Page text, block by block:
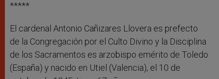
*****
El cardenal Antonio Cañizares Llovera es prefecto
de la Congregación por el Culto Divino y la Disciplina
de los Sacramentos es arzobispo emérito de Toledo
(España) y nacido en Utiel (Valencia), el 10 de